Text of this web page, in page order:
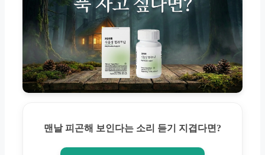
맨날 피곤해 보인다는 소리 듣기 지겹다면?